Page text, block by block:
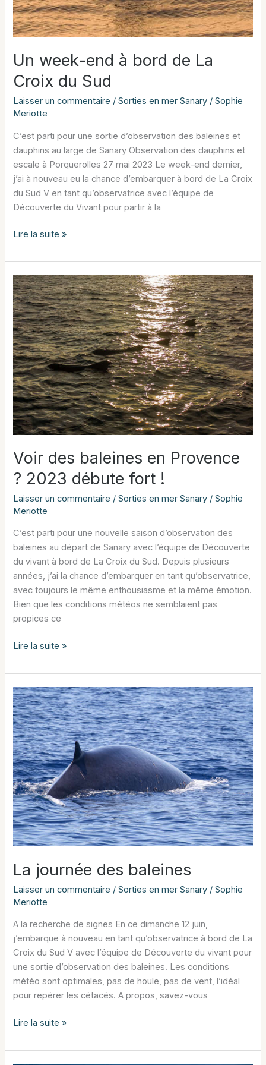
Un week-end à bord de La
Croix du Sud
Laisser un commentaire /Sorties en mer Sanary /Sophie
Meriotte
C’est parti pour une sortie d’observation des baleines et
dauphins au large de Sanary Observation des dauphins et
escale à Porquerolles 27 mai 2023 Le week-end dernier,
j’ai à nouveau eu la chance d’embarquer à bord de La Croix
du Sud V en tant qu’observatrice avec l’équipe de
Découverte du Vivant pour partir à la
Un
end
à
bord
de
La
Croix
du
Sud
Lire la suite »
Voir des baleines en Provence
? 2023 débute fort !
Laisser un commentaire /Sorties en mer Sanary /Sophie
Meriotte
C’est parti pour une nouvelle saison d’observation des
baleines au départ de Sanary avec l’équipe de Découverte
du vivant à bord de La Croix du Sud. Depuis plusieurs
années, j’ai la chance d’embarquer en tant qu’observatrice,
avec toujours le même enthousiasme et la même émotion.
Bien que les conditions météos ne semblaient pas
propices ce
Voir
baleines
en
Provence
?
2023
débute
fort
!
Lire la suite »
La journée des baleines
Laisser un commentaire /Sorties en mer Sanary /Sophie
Meriotte
A la recherche de signes En ce dimanche 12 juin,
j’embarque à nouveau en tant qu’observatrice à bord de La
Croix du Sud V avec l’équipe de Découverte du vivant pour
une sortie d’observation des baleines. Les conditions
météo sont optimales, pas de houle, pas de vent, l’idéal
pour repérer les cétacés. A propos, savez-vous
La
des
Lire la suite »